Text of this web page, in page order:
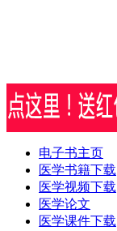
电子书主页
医学书籍下载
医学视频下载
医学论文
医学课件下载